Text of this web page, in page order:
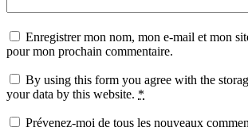
Enregistrer mon nom, mon e-mail et mon
pour mon prochain commentaire.
By using this form you agree with the
your data by this website. *
Prévenez-moi de tous les nouveaux